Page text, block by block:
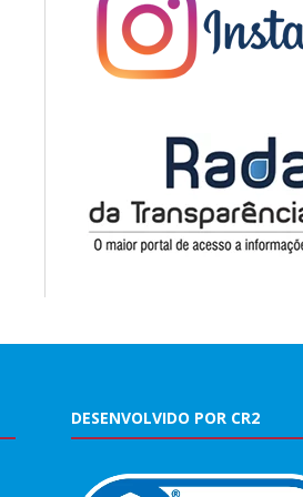
DESENVOLVIDO POR CR2